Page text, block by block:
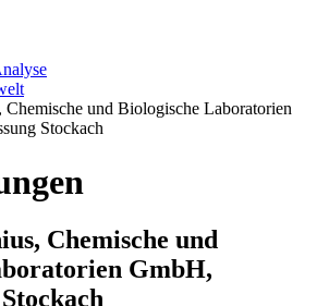
Chemische und Biologische Laboratorien
Stockach
Chemische und
GmbH,